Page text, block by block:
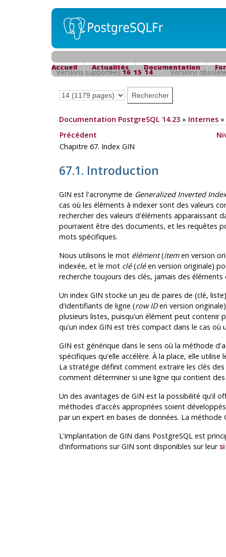
Accueil Actualités Documentation
Versions supportées16 15 14 Versions
Documentation PostgreSQL 14.23» Internes»
Précédent
Chapitre 67. Index GIN
67.1. Introduction
GIN est l'acronyme de Generalized Inverted
cas où les éléments à indexer sont des valeurs
rechercher des valeurs d'éléments apparaissant
pourraient être des documents, et les requêtes
mots spécifiques.
Nous utilisons le mot élément(itemen version
indexée, et le mot clé(cléen version originale)
recherche toujours des clés, jamais des éléments
Un index GIN stocke un jeu de paires de (clé,
d'identifiants de ligne (row IDen version
plusieurs listes, puisqu'un élément peut contenir
qu'un index GIN est très compact dans le cas où
GIN est générique dans le sens où la méthode
spécifiques qu'elle accélère. À la place, elle
La stratégie définit comment extraire les clés
comment déterminer si une ligne qui contient
Un des avantages de GIN est la possibilité qu'il
méthodes d'accès appropriées soient
par un expert en bases de données. La méthode
L'implantation de GIN dans PostgreSQLest
d'informations surGIN sont disponibles sur leur